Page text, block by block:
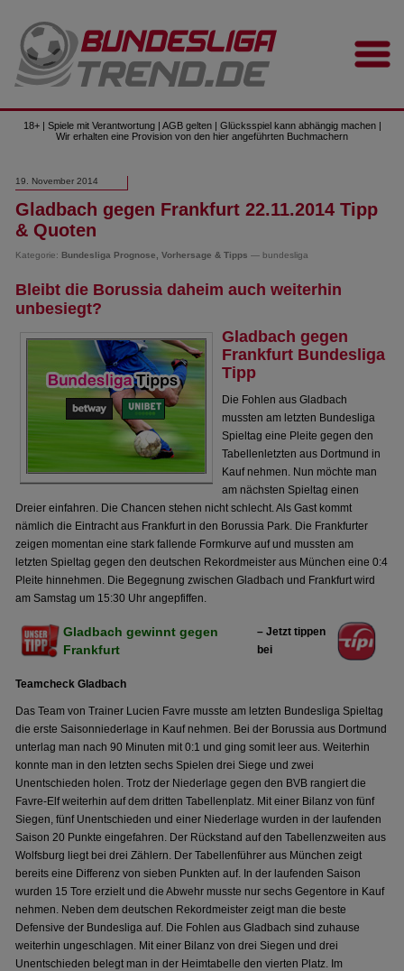
18+ | Spiele mit Verantwortung | AGB gelten | Glücksspiel kann abhängig machen |
Wir erhalten eine Provision von den hier angeführten Buchmachern
19. November 2014
Gladbach gegen Frankfurt 22.11.2014 Tipp
& Quoten
Kategorie: Bundesliga Prognose, Vorhersage & Tipps — bundesliga
Bleibt die Borussia daheim auch weiterhin
unbesiegt?
Gladbach gegen
Frankfurt Bundesliga
Tipp
Die Fohlen aus Gladbach
mussten am letzten Bundesliga
Spieltag eine Pleite gegen den
Tabellenletzten aus Dortmund in
Kauf nehmen. Nun möchte man
am nächsten Spieltag einen
Dreier einfahren. Die Chancen stehen nicht schlecht. Als Gast kommt
nämlich die Eintracht aus Frankfurt in den Borussia Park. Die Frankfurter
zeigen momentan eine stark fallende Formkurve auf und mussten am
letzten Spieltag gegen den deutschen Rekordmeister aus München eine 0:4
Pleite hinnehmen. Die Begegnung zwischen Gladbach und Frankfurt wird
am Samstag um 15:30 Uhr angepfiffen.
Gladbach gewinnt gegen
Frankfurt
– Jetzt tippen
bei
Teamcheck Gladbach
Das Team von Trainer Lucien Favre musste am letzten Bundesliga Spieltag
die erste Saisonniederlage in Kauf nehmen. Bei der Borussia aus Dortmund
unterlag man nach 90 Minuten mit 0:1 und ging somit leer aus. Weiterhin
konnte man in den letzten sechs Spielen drei Siege und zwei
Unentschieden holen. Trotz der Niederlage gegen den BVB rangiert die
Favre-Elf weiterhin auf dem dritten Tabellenplatz. Mit einer Bilanz von fünf
Siegen, fünf Unentschieden und einer Niederlage wurden in der laufenden
Saison 20 Punkte eingefahren. Der Rückstand auf den Tabellenzweiten aus
Wolfsburg liegt bei drei Zählern. Der Tabellenführer aus München zeigt
bereits eine Differenz von sieben Punkten auf. In der laufenden Saison
wurden 15 Tore erzielt und die Abwehr musste nur sechs Gegentore in Kauf
nehmen. Neben dem deutschen Rekordmeister zeigt man die beste
Defensive der Bundesliga auf. Die Fohlen aus Gladbach sind zuhause
weiterhin ungeschlagen. Mit einer Bilanz von drei Siegen und drei
Unentschieden belegt man in der Heimtabelle den vierten Platz. Im